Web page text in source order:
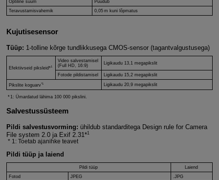
Optiline suum
Puudub
Teravustamisvahemik
0,05 m kuni lõpmatus
Kujutisesensor
Tüüp: 1-tolline kõrge tundlikkusega CMOS-sensor (tagantvalgustusega)
Efektiivseid piksleid*1
Video salvestamisel
(Full HD, 16:9)
Ligikaudu 13,1 megapikslit
Fotode pildistamisel Ligikaudu 15,2 megapikslit
Pikslite koguarv*1 Ligikaudu 20,9 megapikslit
1: Ümardatud lähima 100 000 pikslini.
Salvestussüsteem
Pildi salvestusvorming: ühildub standarditega Design rule for Camera
File system 2.0 ja Exif 2.31*1
1: Toetab ajanihke teavet
Pildi tüüp ja laiend
Pildi tüüp
Laiend
Fotod
JPEG
.JPG